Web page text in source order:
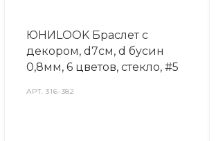
ЮНИLOOK Браслет с
декором, d7см, d бусин
0,8мм, 6 цветов, стекло, #5
АРТ.316-382